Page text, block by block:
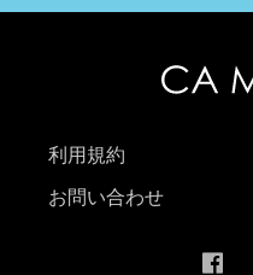
利用規約
お問い合わせ